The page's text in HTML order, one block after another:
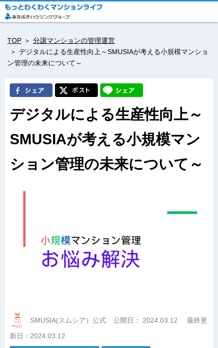
TOP
分譲マンションの管理運営
デジタルによる生産性向上～SMUSIAが考える小規模マンショ
ン管理の未来について～
デジタルによる生産性向上～
SMUSIAが考える小規模マン
ション管理の未来について～
SMUSIA(スムシア）公式 公開日： 2024.03.12
最終更
新日：2024.03.12